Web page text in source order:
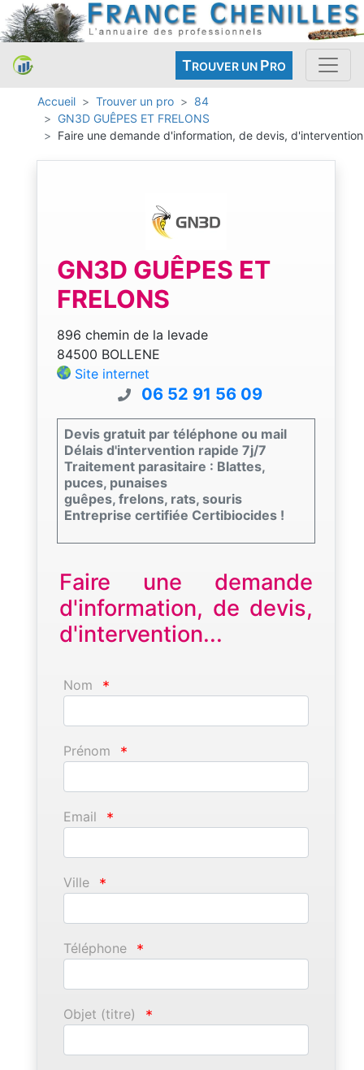
TROUVER UN PRO
Accueil Trouver un pro
84
GN3D GUÊPES ET FRELONS
Faire une demande d'information, de devis, d'intervention
GN3D GUÊPES ET
FRELONS
896 chemin de la levade
84500 BOLLENE
Site internet
06 52 91 56 09
Devis gratuit par téléphone ou mail
Délais d'intervention rapide 7j/7
Traitement parasitaire : Blattes,
puces, punaises
guêpes, frelons, rats, souris
Entreprise certifiée Certibiocides !
Faire une demande
d'information, de devis,
d'intervention...
Nom *
Prénom *
Email *
Ville *
Téléphone *
Objet (titre) *